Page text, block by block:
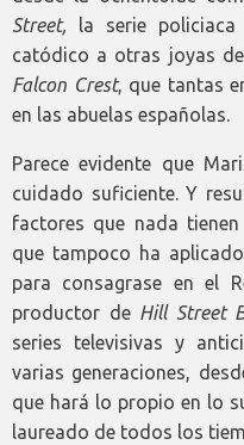
Street, la serie
catódico a otras joyas
Falcon Crest, que tantas
en las abuelas españolas.
Parece evidente que
cuidado suficiente. Y
factores que nada
que tampoco ha
para consagrase en el
productor de Hill Street
series televisivas y
varias generaciones,
que hará lo propio en lo
laureado de todos los